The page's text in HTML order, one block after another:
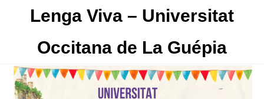
Lenga Viva – Universitat
Occitana de La Guépia